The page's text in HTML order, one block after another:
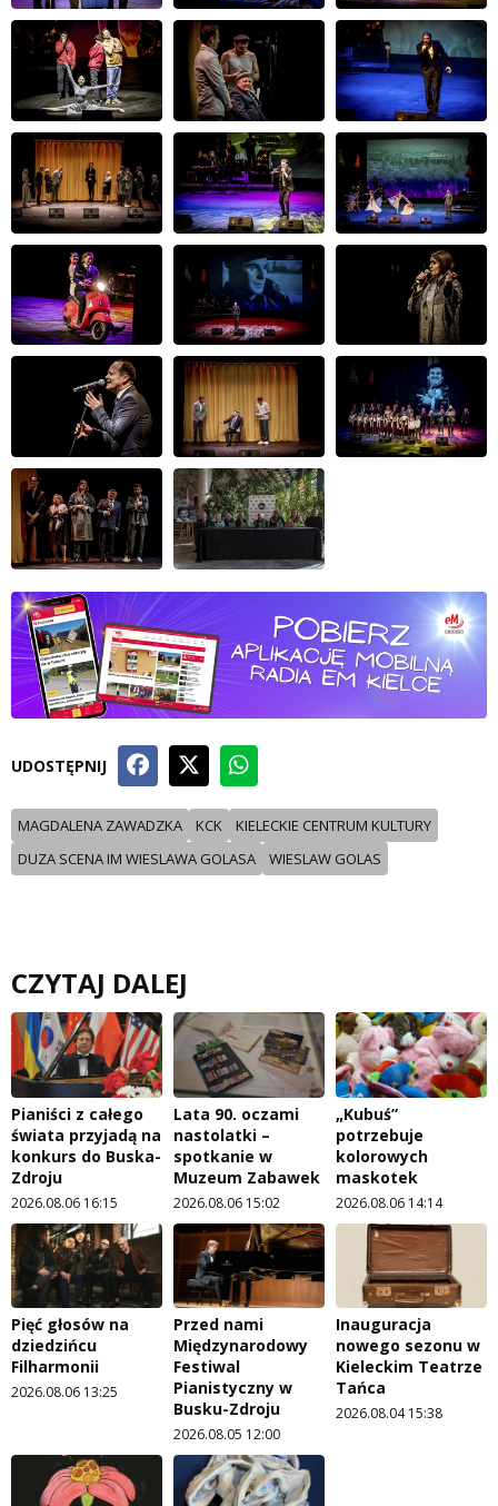
UDOSTĘPNIJ
MAGDALENA ZAWADZKA KCK
KIELECKIE CENTRUM KULTURY
DUZA SCENA IM WIESLAWA GOLASA
WIESLAW GOLAS
CZYTAJ DALEJ
Pianiści z całego
świata przyjadą na
konkurs do Buska-
Zdroju
2026.08.06 16:15
Lata 90. oczami
nastolatki –
spotkanie w
Muzeum Zabawek
2026.08.06 15:02
„Kubuś”
potrzebuje
kolorowych
maskotek
2026.08.06 14:14
Pięć głosów na
dziedzińcu
Filharmonii
2026.08.06 13:25
Przed nami
Międzynarodowy
Festiwal
Pianistyczny w
Busku-Zdroju
2026.08.05 12:00
Inauguracja
nowego sezonu w
Kieleckim Teatrze
Tańca
2026.08.04 15:38